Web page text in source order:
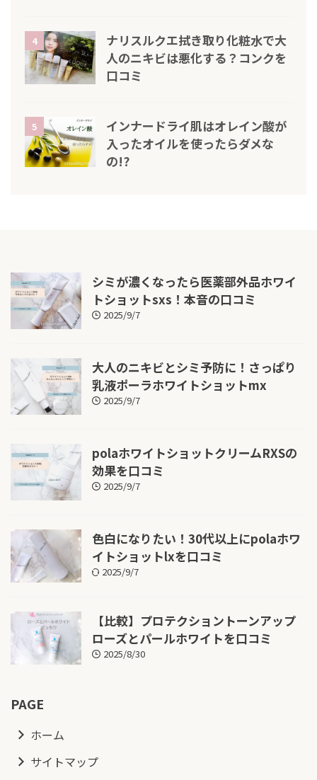
4
ナリスルクエ拭き取り化粧水で大
人のニキビは悪化する？コンクを
口コミ
5
インナードライ肌はオレイン酸が
入ったオイルを使ったらダメな
の!?
シミが濃くなったら医薬部外品ホワイ
トショットsxs！本音の口コミ
2025/9/7
大人のニキビとシミ予防に！さっぱり
乳液ポーラホワイトショットmx
2025/9/7
polaホワイトショットクリームRXSの
効果を口コミ
2025/9/7
色白になりたい！30代以上にpolaホワ
イトショットlxを口コミ
2025/9/7
【比較】プロテクショントーンアップ
ローズとパールホワイトを口コミ
2025/8/30
PAGE
ホーム
サイトマップ